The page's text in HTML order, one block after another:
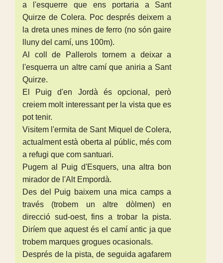
a l'esquerre que ens portaria a Sant
Quirze de Colera. Poc després deixem a
la dreta unes mines de ferro (no són gaire
lluny del camí, uns 100m).
Al coll de Pallerols tornem a deixar a
l'esquerra un altre camí que aniria a Sant
Quirze.
El Puig d'en Jordà és opcional, però
creiem molt interessant per la vista que es
pot tenir.
Visitem l'ermita de Sant Miquel de Colera,
actualment està oberta al públic, més com
a refugi que com santuari.
Pugem al Puig d'Esquers, una altra bon
mirador de l'Alt Empordà.
Des del Puig baixem una mica camps a
través (trobem un altre dòlmen) en
direcció sud-oest, fins a trobar la pista.
Diríem que aquest és el camí antic ja que
trobem marques grogues ocasionals.
Després de la pista, de seguida agafarem